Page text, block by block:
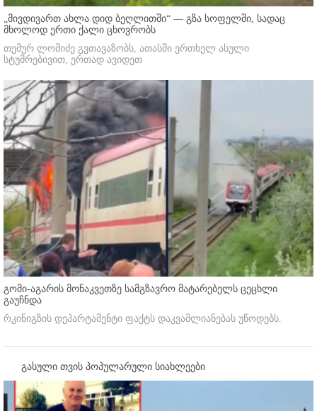
„მივდივართ ახლა დიდ ბეღლითში“ — გზა სოფელში, სადაც
მხოლოდ ერთი ქალი ცხოვრობს
თემურ ლომიძე გვთავაზობს, ათასში ერთხელ ასული
სტუმრებივით, ერთად ავიდეთ
გომი-აგარის მონაკვეთზე სამგზავრო მატარებელს ცეცხლი
გაუჩნდა
რკინიგზის დეპარტამენტი ფაქტს დაკვამლიანებას უწოდებს.
გასული თვის პოპულარული სიახლეები